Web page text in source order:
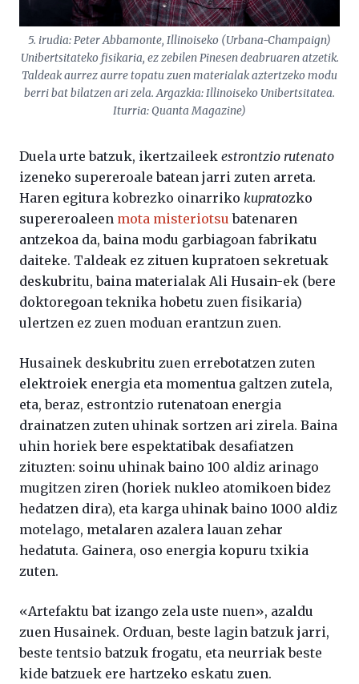
5. irudia: Peter Abbamonte, Illinoiseko (Urbana-Champaign)
Unibertsitateko fisikaria, ez zebilen Pinesen deabruaren atzetik.
Taldeak aurrez aurre topatu zuen materialak aztertzeko modu
berri bat bilatzen ari zela. Argazkia: Illinoiseko Unibertsitatea.
Iturria:Quanta Magazine)
Duela urte batzuk, ikertzaileek estrontzio rutenato
izeneko supereroale batean jarri zuten arreta.
Haren egitura kobrezko oinarriko kupratozko
supereroaleen mota misteriotsu batenaren
antzekoa da, baina modu garbiagoan fabrikatu
daiteke. Taldeak ez zituen kupratoen sekretuak
deskubritu, baina materialak Ali Husain-ek (bere
doktoregoan teknika hobetu zuen fisikaria)
ulertzen ez zuen moduan erantzun zuen.
Husainek deskubritu zuen errebotatzen zuten
elektroiek energia eta momentua galtzen zutela,
eta, beraz, estrontzio rutenatoan energia
drainatzen zuten uhinak sortzen ari zirela. Baina
uhin horiek bere espektatibak desafiatzen
zituzten: soinu uhinak baino 100 aldiz arinago
mugitzen ziren (horiek nukleo atomikoen bidez
hedatzen dira), eta karga uhinak baino 1000 aldiz
motelago, metalaren azalera lauan zehar
hedatuta. Gainera, oso energia kopuru txikia
zuten.
«Artefaktu bat izango zela uste nuen», azaldu
zuen Husainek. Orduan, beste lagin batzuk jarri,
beste tentsio batzuk frogatu, eta neurriak beste
kide batzuek ere hartzeko eskatu zuen.